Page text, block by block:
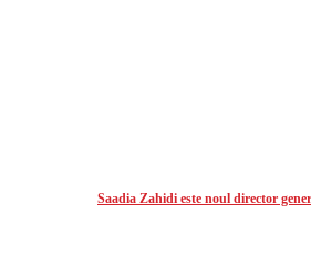
Saadia Zahidi este noul director